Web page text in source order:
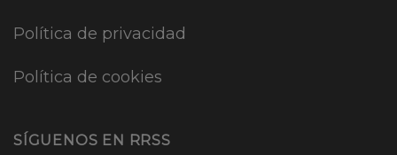
Política de privacidad
Política de cookies
SÍGUENOS EN RRSS